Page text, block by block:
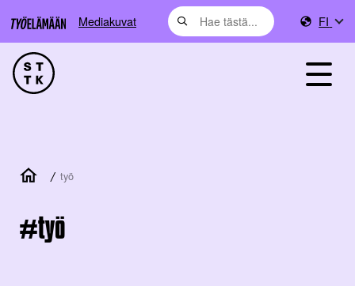
Mediakuvat FI
/ työ
työ